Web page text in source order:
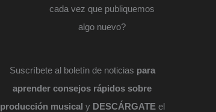
cada vez que publiquemos
algo nuevo?
Suscríbete al boletín de noticias para
aprender consejos rápidos sobre
producción musical y DESCÁRGATEel